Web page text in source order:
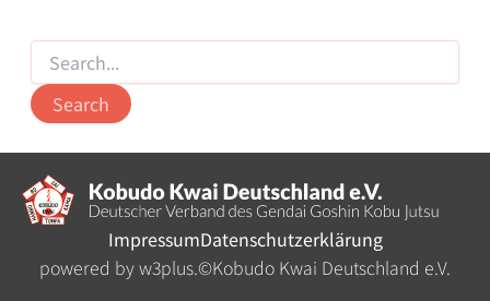
for:
ImpressumDatenschutzerklärung
powered by w3plus.©Kobudo Kwai Deutschland e.V.